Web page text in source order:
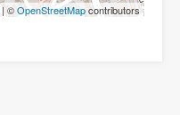
| ©OpenStreetMapcontributors